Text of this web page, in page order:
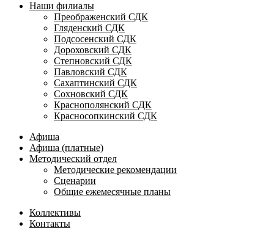
Наши филиалы
Преображенский СДК
Гляденский СДК
Подсосенский СДК
Дороховский СДК
Степновский СДК
Павловский СДК
Сахаптинский СДК
Сохновский СДК
Краснополянский СДК
Красносопкинский СДК
Афиша
Афиша (платные)
Методический отдел
Методические рекомендации
Сценарии
Общие ежемесячные планы
Коллективы
Контакты